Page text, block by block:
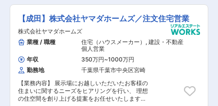
【成田】株式会社ヤマダホームズ／注文住宅営業
株式会社ヤマダホームズ
業種 / 職種
住宅（ハウスメーカー） , 建設・不動産
個人営業
年収
350万円~1000万円
勤務地
千葉県千葉市中央区宮崎
【業務内容】 展示場にお越しいただいたお客様の
住まいに関するニーズをヒアリングを行い、 理想
の住空間を創り上げる提案をお任せいたします。